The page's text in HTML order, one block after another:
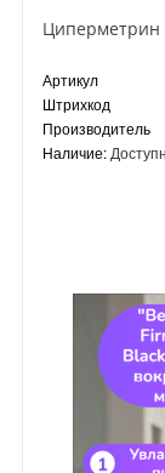
Артикул
Штрихкод
Производитель
Наличие: